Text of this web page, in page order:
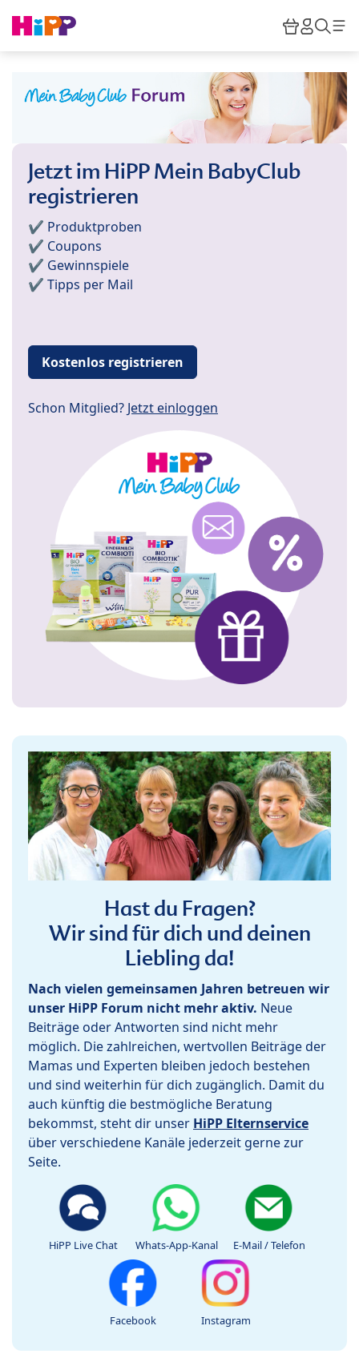
HiPP
Jetzt im HiPP Mein BabyClub
registrieren
✔️ Produktproben
✔️ Coupons
✔️ Gewinnspiele
✔️ Tipps per Mail
Kostenlos registrieren
Schon Mitglied? Jetzt einloggen
Hast du Fragen?
Wir sind für dich und deinen
Liebling da!
Nach vielen gemeinsamen Jahren betreuen wir
unser HiPP Forum nicht mehr aktiv. Neue
Beiträge oder Antworten sind nicht mehr
möglich. Die zahlreichen, wertvollen Beiträge der
Mamas und Experten bleiben jedoch bestehen
und sind weiterhin für dich zugänglich. Damit du
auch künftig die bestmögliche Beratung
bekommst, steht dir unser HiPP Elternservice
über verschiedene Kanäle jederzeit gerne zur
Seite.
HiPP Live Chat Whats-App-Kanal E-Mail / Telefon
Facebook Instagram